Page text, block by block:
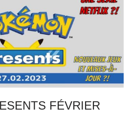
FÉVRIER